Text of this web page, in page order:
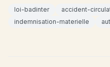
loi-badinter accident-
indemnisation-materielle